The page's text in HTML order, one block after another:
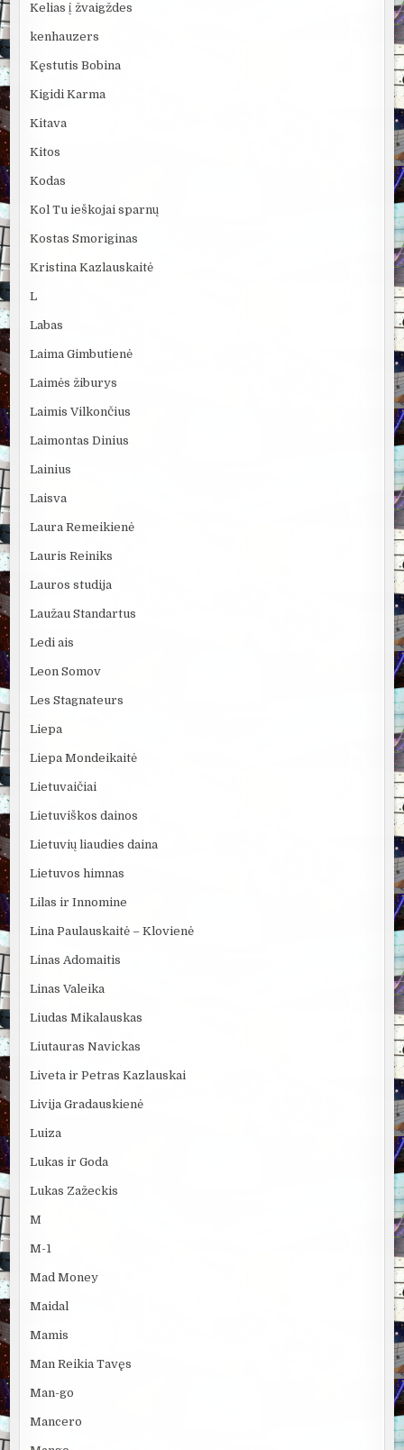
Kelias į žvaigždes
kenhauzers
Kęstutis Bobina
Kigidi Karma
Kitava
Kitos
Kodas
Kol Tu ieškojai sparnų
Kostas Smoriginas
Kristina Kazlauskaitė
L
Labas
Laima Gimbutienė
Laimės žiburys
Laimis Vilkončius
Laimontas Dinius
Lainius
Laisva
Laura Remeikienė
Lauris Reiniks
Lauros studija
Laužau Standartus
Ledi ais
Leon Somov
Les Stagnateurs
Liepa
Liepa Mondeikaitė
Lietuvaičiai
Lietuviškos dainos
Lietuvių liaudies daina
Lietuvos himnas
Lilas ir Innomine
Lina Paulauskaitė – Klovienė
Linas Adomaitis
Linas Valeika
Liudas Mikalauskas
Liutauras Navickas
Liveta ir Petras Kazlauskai
Livija Gradauskienė
Luiza
Lukas ir Goda
Lukas Zažeckis
M
M-1
Mad Money
Maidal
Mamis
Man Reikia Tavęs
Man-go
Mancero